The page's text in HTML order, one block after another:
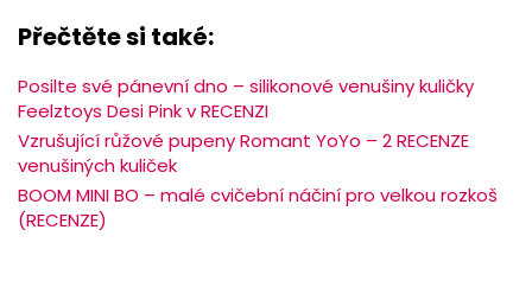
Přečtěte si také:
Posilte své pánevní dno – silikonové venušiny kuličky
Feelztoys Desi Pink v RECENZI
Vzrušující růžové pupeny Romant YoYo – 2 RECENZE
venušiných kuliček
BOOM MINI BO – malé cvičební náčiní pro velkou rozkoš
(RECENZE)